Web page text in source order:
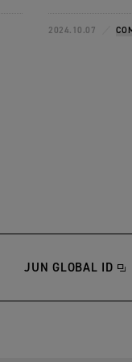
2024.10.07
JUN GLOBAL ID